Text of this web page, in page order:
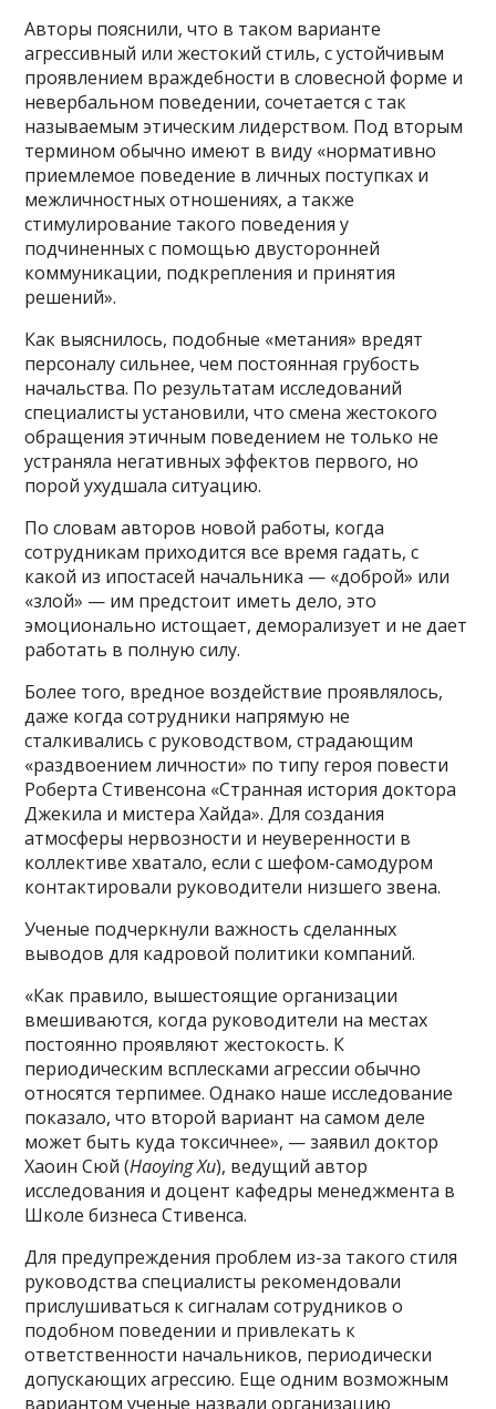
Авторы пояснили, что в таком варианте
агрессивный или жестокий стиль, с устойчивым
проявлением враждебности в словесной форме и
невербальном поведении, сочетается с так
называемым этическим лидерством. Под вторым
термином обычно имеют в виду «нормативно
приемлемое поведение в личных поступках и
межличностных отношениях, а также
стимулирование такого поведения у
подчиненных с помощью двусторонней
коммуникации, подкрепления и принятия
решений».
Как выяснилось, подобные «метания» вредят
персоналу сильнее, чем постоянная грубость
начальства. По результатам исследований
специалисты установили, что смена жестокого
обращения этичным поведением не только не
устраняла негативных эффектов первого, но
порой ухудшала ситуацию.
По словам авторов новой работы, когда
сотрудникам приходится все время гадать, с
какой из ипостасей начальника — «доброй» или
«злой» — им предстоит иметь дело, это
эмоционально истощает, деморализует и не дает
работать в полную силу.
Более того, вредное воздействие проявлялось,
даже когда сотрудники напрямую не
сталкивались с руководством, страдающим
«раздвоением личности» по типу героя повести
Роберта Стивенсона «Странная история доктора
Джекила и мистера Хайда». Для создания
атмосферы нервозности и неуверенности в
коллективе хватало, если с шефом-самодуром
контактировали руководители низшего звена.
Ученые подчеркнули важность сделанных
выводов для кадровой политики компаний.
«Как правило, вышестоящие организации
вмешиваются, когда руководители на местах
постоянно проявляют жестокость. К
периодическим всплесками агрессии обычно
относятся терпимее. Однако наше исследование
показало, что второй вариант на самом деле
может быть куда токсичнее», — заявил доктор
Хаоин Сюй (Haoying Xu), ведущий автор
исследования и доцент кафедры менеджмента в
Школе бизнеса Стивенса.
Для предупреждения проблем из-за такого стиля
руководства специалисты рекомендовали
прислушиваться к сигналам сотрудников о
подобном поведении и привлекать к
ответственности начальников, периодически
допускающих агрессию. Еще одним возможным
вариантом ученые назвали организацию